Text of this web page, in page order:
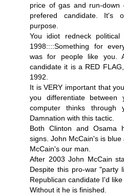
price of gas and run-down
prefered candidate. It's
purpose.
You idiot redneck
1998::::Something for
was for people like you.
candidate it is a RED
1992.
It is VERY important that
you differentiate
computer thinks
Damnation with this tactic.
Both Clinton and Osama
signs. John McCain's is blue
McCain's our man.
After 2003 John McCain
Despite this pro-war "party
Republican candidate I'd
Without it he is finished.